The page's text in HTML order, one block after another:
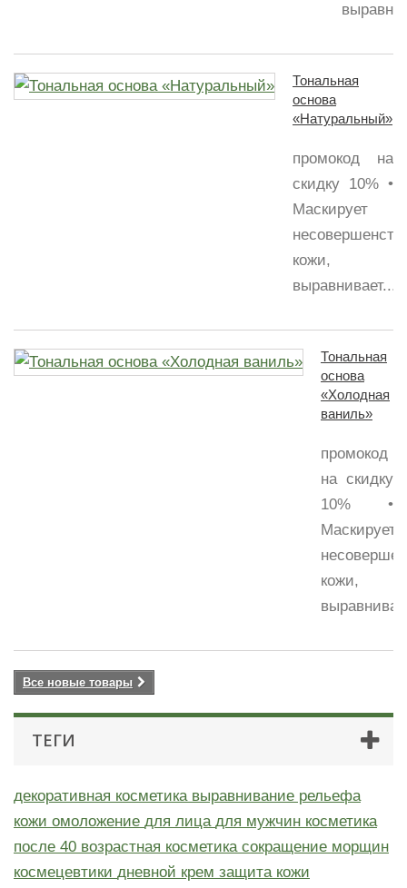
Тональная
основа
«Натуральный»
промокод на
скидку 10% •
Маскирует
кожи,
выравнивает...
Тональная
основа
«Холодная
ваниль»
промокод
на скидку
10% •
Маскирует
кожи,
Все новые товары
ТЕГИ
декоративная косметика выравнивание рельефа
кожи омоложение для лица для мужчин косметика
после 40 возрастная косметика сокращение морщин
космецевтики дневной крем защита кожи